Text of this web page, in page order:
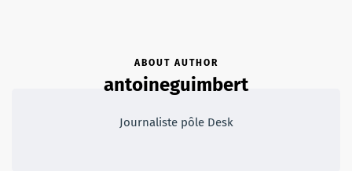
ABOUT AUTHOR
antoineguimbert
Journaliste pôle Desk